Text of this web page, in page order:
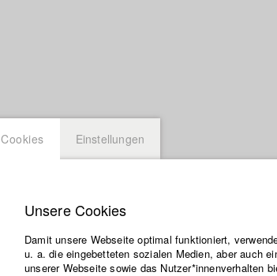
Cookies Einstellungen
Unsere Cookies
Damit unsere Webseite optimal funktioniert,
u. a. die eingebetteten sozialen Medien, aber auch
unserer Webseite sowie das Nutzer*innenverhalten